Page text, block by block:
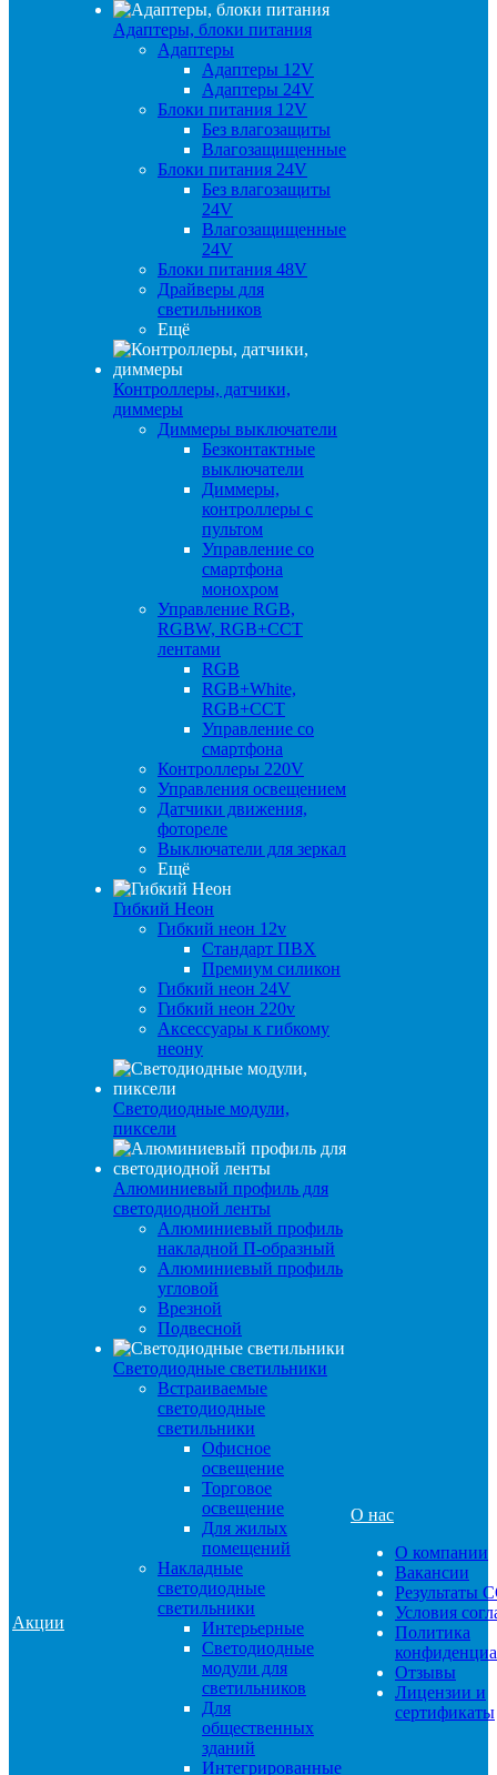
Акции
Адаптеры, блоки питания
Адаптеры
Адаптеры 12V
Адаптеры 24V
Блоки питания 12V
Без влагозащиты
Влагозащищенные
Блоки питания 24V
Без влагозащиты
24V
Влагозащищенные
24V
Блоки питания 48V
Драйверы для
светильников
Ещё
Контроллеры, датчики,
диммеры
Диммеры выключатели
Безконтактные
выключатели
Диммеры,
контроллеры с
пультом
Управление со
смартфона
монохром
Управление RGB,
RGBW, RGB+CCT
лентами
RGB
RGB+White,
RGB+CCT
Управление со
смартфона
Контроллеры 220V
Управления освещением
Датчики движения,
фотореле
Выключатели для зеркал
Ещё
Гибкий Неон
Гибкий неон 12v
Стандарт ПВХ
Премиум силикон
Гибкий неон 24V
Гибкий неон 220v
Аксессуары к гибкому
неону
Светодиодные модули,
пиксели
Алюминиевый профиль для
светодиодной ленты
Алюминиевый профиль
накладной П-образный
Алюминиевый профиль
угловой
Врезной
Подвесной
Светодиодные светильники
Встраиваемые
светодиодные
светильники
Офисное
освещение
Торговое
освещение
Для жилых
помещений
Накладные
светодиодные
светильники
Интерьерные
Светодиодные
модули для
светильников
Для
общественных
зданий
Интегрированные
О нас
О компании
Вакансии
Результаты
Условия
Политика
Отзывы
Лицензии и
сертификаты